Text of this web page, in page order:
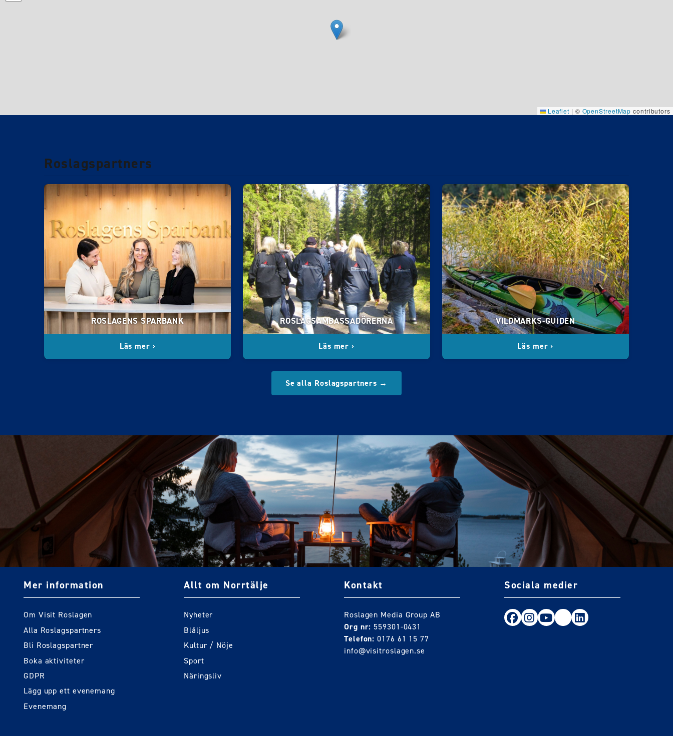
Leaflet | © OpenStreetMap contributors
Roslagspartners
ROSLAGENS SPARBANK
Läs mer ›
ROSLAGSAMBASSADÖRERNA
Läs mer ›
VILDMARKS-GUIDEN
Läs mer ›
Se alla Roslagspartners →
Mer information
Om Visit Roslagen
Alla Roslagspartners
Bli Roslagspartner
Boka aktiviteter
GDPR
Lägg upp ett evenemang
Evenemang
Allt om Norrtälje
Nyheter
Blåljus
Kultur / Nöje
Sport
Näringsliv
Kontakt
Roslagen Media Group AB
Org nr: 559301-0431
Telefon: 0176 61 15 77
info@visitroslagen.se
Sociala medier
Följ oss på Facebook
Följ oss på Instagram
Följ oss på Youtube
TikTokLinkedIn